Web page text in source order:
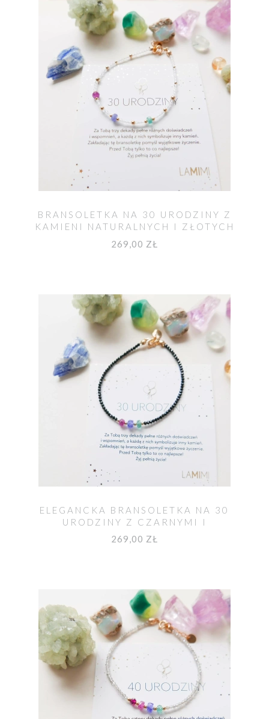
BRANSOLETKA NA 30 URODZINY Z
KAMIENI NATURALNYCH I ZŁOTYCH
KULECZEK
269,00 ZŁ
ELEGANCKA BRANSOLETKA NA 30
URODZINY Z CZARNYMI I
KOLOROWYMI KAMIENIAMI
269,00 ZŁ